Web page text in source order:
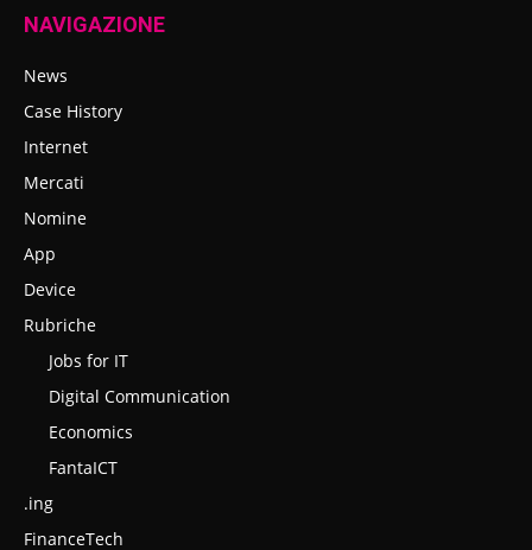
NAVIGAZIONE
News
Case History
Internet
Mercati
Nomine
App
Device
Rubriche
Jobs for IT
Digital Communication
Economics
FantaICT
.ing
FinanceTech